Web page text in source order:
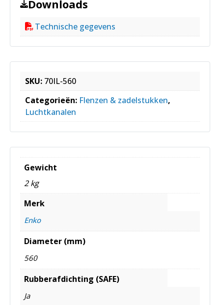
Downloads
Technische gegevens
SKU: 70IL-560
Categorieën: Flenzen & zadelstukken,
Luchtkanalen
Gewicht
2 kg
Merk
Enko
Diameter (mm)
560
Rubberafdichting (SAFE)
Ja